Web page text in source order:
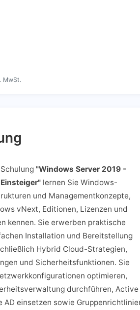
MwSt.
"Windows Server 2019 -
lernen Sie Windows-
und Managementkonzepte,
vNext, Editionen, Lizenzen und
kennen. Sie erwerben praktische
Installation und Bereitstellung
Hybrid Cloud-Strategien,
und Sicherheitsfunktionen. Sie
optimieren,
durchführen, Active
AD einsetzen sowie